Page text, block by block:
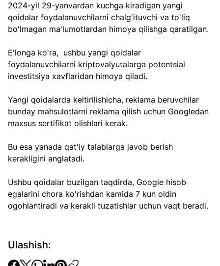
2024-yil 29-yanvardan kuchga kiradigan yangi
qoidalar foydalanuvchilarni chalg'ituvchi va to'liq
bo'lmagan ma'lumotlardan himoya qilishga qaratilgan.
E'longa ko'ra,  ushbu yangi qoidalar
foydalanuvchilarni kriptovalyutalarga potentsial
investitsiya xavflaridan himoya qiladi.
Yangi qoidalarda keltirilishicha, reklama beruvchilar
bunday mahsulotlarni reklama qilish uchun Googledan
maxsus sertifikat olishlari kerak.
Bu esa yanada qat'iy talablarga javob berish
kerakligini anglatadi.
Ushbu qoidalar buzilgan taqdirda, Google hisob
egalarini chora ko'rishdan kamida 7 kun oldin
ogohlantiradi va kerakli tuzatishlar uchun vaqt beradi.
Ulashish: